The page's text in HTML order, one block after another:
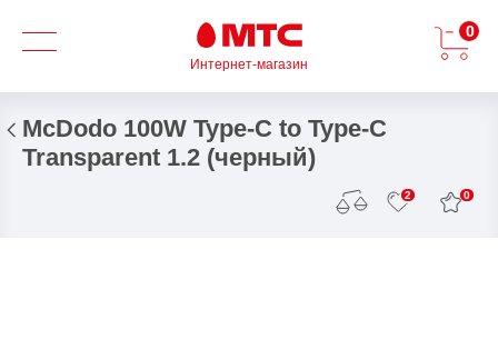
Интернет-магазин
0
McDodo 100W Type-C to Type-C
Transparent 1.2 (черный)
2 0